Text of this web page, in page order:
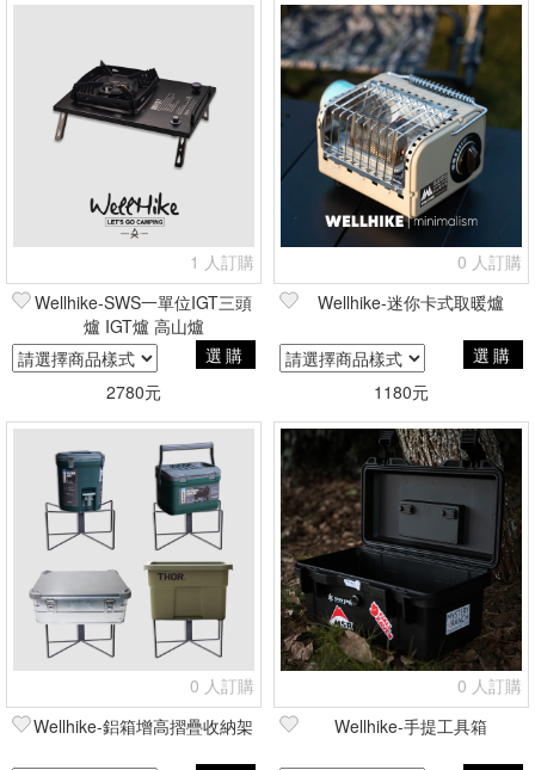
1 人訂購
Wellhike-SWS一單位IGT三頭
爐 IGT爐 高山爐
選購
2780元
0 人訂購
Wellhike-迷你卡式取暖爐
選購
1180元
0 人訂購
Wellhike-鋁箱增高摺疊收納架
0 人訂購
Wellhike-手提工具箱